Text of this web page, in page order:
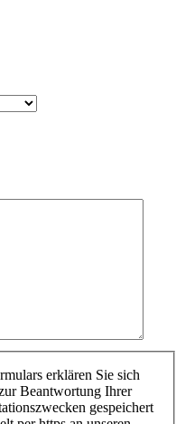
erklären Sie sich
Beantwortung Ihrer
gespeichert